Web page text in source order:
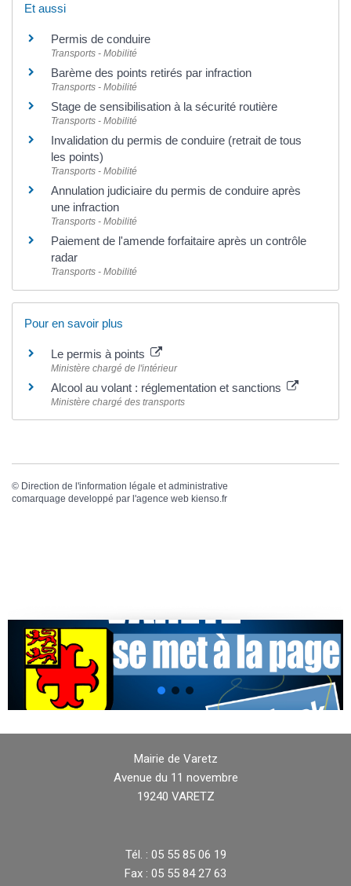
Et aussi
Permis de conduire
Transports - Mobilité
Barème des points retirés par infraction
Transports - Mobilité
Stage de sensibilisation à la sécurité routière
Transports - Mobilité
Invalidation du permis de conduire (retrait de tous
les points)
Transports - Mobilité
Annulation judiciaire du permis de conduire après
une infraction
Transports - Mobilité
Paiement de l'amende forfaitaire après un contrôle
radar
Transports - Mobilité
Pour en savoir plus
Le permis à points
Ministère chargé de l'intérieur
Alcool au volant : réglementation et sanctions
Ministère chargé des transports
© Direction de l'information légale et administrative
comarquage developpé par l'agence web kienso.fr
Mairie de Varetz
Avenue du 11 novembre
19240 VARETZ
Tél. : 05 55 85 06 19
Fax : 05 55 84 27 63